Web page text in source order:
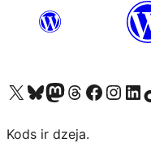
Apmeklējiet mūsu X (agrāk Twitter) kontu
Apmeklējiet mūsu Bluesky kontu
Apmeklējiet mūsu Mastodon kontu
Apmeklējiet mūsu Threads kontu
Apmeklējiet mūsu Facebook lapuApmeklējiet mūsu Instagram
Apmeklējiet
Kods ir dzeja.